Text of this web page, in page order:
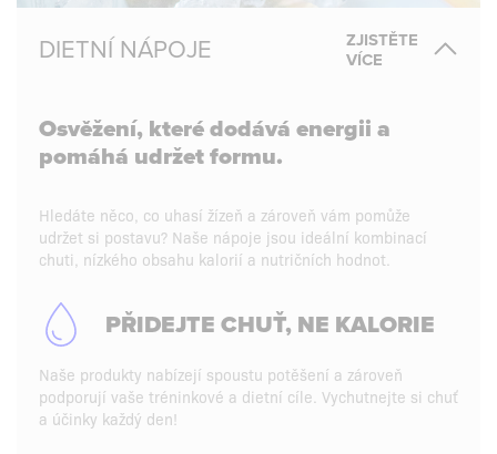
DIETNÍ NÁPOJE
ZJISTĚTE
VÍCE
Osvěžení, které dodává energii a
pomáhá udržet formu.
Hledáte něco, co uhasí žízeň a zároveň vám pomůže
udržet si postavu? Naše nápoje jsou ideální kombinací
chuti, nízkého obsahu kalorií a nutričních hodnot.
PŘIDEJTE CHUŤ, NE KALORIE
Naše produkty nabízejí spoustu potěšení a zároveň
podporují vaše tréninkové a dietní cíle. Vychutnejte si chuť
a účinky každý den!